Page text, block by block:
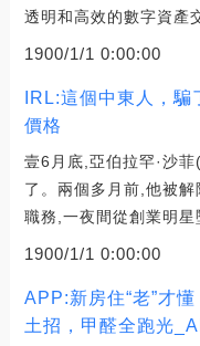
透明和高效的數字資產
1900/1/1 0:00:00
IRL:這個中東人，
價格
壹6月底,亞伯拉罕·沙
了。兩個多月前,他被
職務,一夜間從創業明
1900/1/1 0:00:00
APP:新房住“老”才
土招，甲醛全跑光